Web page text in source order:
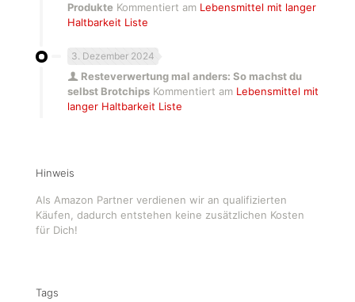
Produkte Kommentiert am Lebensmittel mit langer
Haltbarkeit Liste
3. Dezember 2024
Resteverwertung mal anders: So machst du
selbst Brotchips Kommentiert am Lebensmittel mit
langer Haltbarkeit Liste
Hinweis
Als Amazon Partner verdienen wir an qualifizierten
Käufen, dadurch entstehen keine zusätzlichen Kosten
für Dich!
Tags